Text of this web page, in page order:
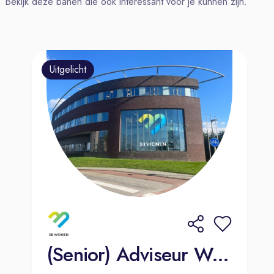
Je hebt aantal jaren ervaring met
mediabureau, maar mag ook aan
klantzijde of bij een exploitant.
Je hebt een ‘make it happen’-
mentaliteit: jij ziet geen problemen,
alleen uitdagingen waarvoor je direct
een oplossing zoekt.
Je bent analytisch sterk, je draait je
hand niet om voor SPSS en Excel
analyseren en hebt passie voor data,
AI en technologie en ziet overal
kansen voor innovatie.
Je hebt een growth mindset: je bent
leergierig, staat open voor
Uitgelicht
(Senior) Adviseur Wonen